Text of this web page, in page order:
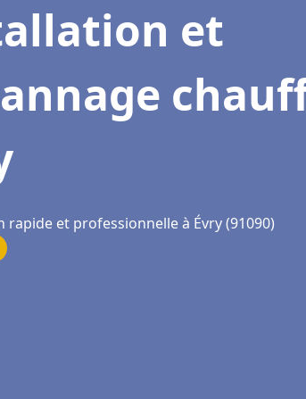
et
et professionnelle à Évry (91090)